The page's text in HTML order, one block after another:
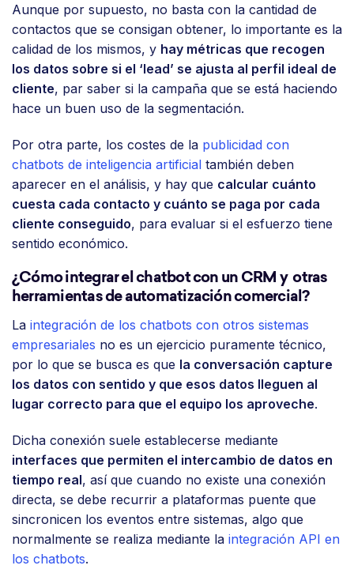
Aunque por supuesto, no basta con la cantidad de
contactos que se consigan obtener, lo importante es la
calidad de los mismos, y hay métricas que recogen
los datos sobre si el ‘lead’ se ajusta al perfil ideal de
cliente, par saber si la campaña que se está haciendo
hace un buen uso de la segmentación.
Por otra parte, los costes de la publicidad con
chatbots de inteligencia artificial también deben
aparecer en el análisis, y hay que calcular cuánto
cuesta cada contacto y cuánto se paga por cada
cliente conseguido, para evaluar si el esfuerzo tiene
sentido económico.
¿Cómo integrar el chatbot con un CRM y otras
herramientas de automatización comercial?
La integración de los chatbots con otros sistemas
empresariales no es un ejercicio puramente técnico,
por lo que se busca es que la conversación capture
los datos con sentido y que esos datos lleguen al
lugar correcto para que el equipo los aproveche.
Dicha conexión suele establecerse mediante
interfaces que permiten el intercambio de datos en
tiempo real, así que cuando no existe una conexión
directa, se debe recurrir a plataformas puente que
sincronicen los eventos entre sistemas, algo que
normalmente se realiza mediante la integración API en
los chatbots.